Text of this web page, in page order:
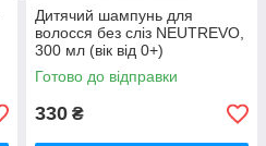
Дитячий шампунь для
волосся без сліз NEUTREVO,
300 мл (вік від 0+)
Готово до відправки
330 ₴